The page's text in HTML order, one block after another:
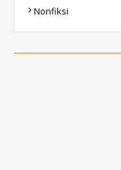
Nonfiksi